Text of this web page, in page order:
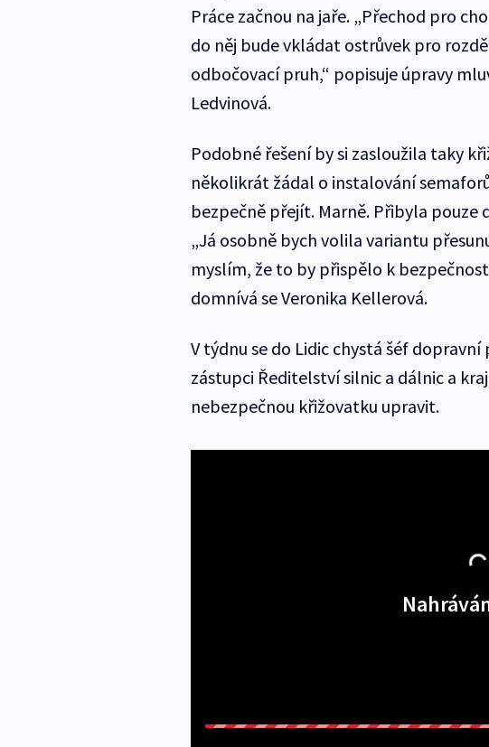
Práce začnou na jaře. „Přechod pro
do něj bude vkládat ostrůvek pro
odbočovací pruh,“ popisuje úpravy
Ledvinová.
Podobné řešení by si zasloužila taky
několikrát žádal o instalování
bezpečně přejít. Marně. Přibyla pouze
„Já osobně bych volila variantu
myslím, že to by přispělo k
domnívá se Veronika Kellerová.
V týdnu se do Lidic chystá šéf
zástupci Ředitelství silnic a dálnic a
nebezpečnou křižovatku upravit.